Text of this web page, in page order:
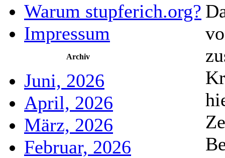
Warum stupferich.org?
Impressum
Archiv
Juni, 2026
April, 2026
März, 2026
Februar, 2026